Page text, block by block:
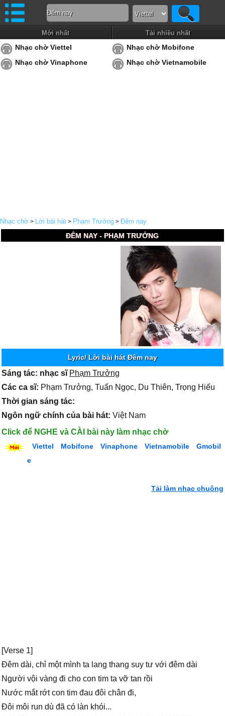
Mới nhất Tải nhiều nhất
Nhạc chờ Viettel
Nhạc chờ Mobifone
Nhạc chờ Vinaphone
Nhạc chờ Vietnamobile
Nhạc chờ > Lời bài hát > Phạm Trưởng > Đêm nay
ĐÊM NAY - PHẠM TRƯỞNG
Lyric/ Lời bài hát Đêm nay
Sáng tác: nhạc sĩ Phạm Trưởng
Các ca sĩ: Phạm Trưởng, Tuấn Ngọc, Du Thiên, Trọng Hiếu
Thời gian sáng tác:
Ngôn ngữ chính của bài hát: Việt Nam
Click để NGHE và CÀI bài này làm nhạc chờ
Viettel Mobifone Vinaphone Vietnamobile
Gmobil
e
Tải làm nhạc chuông
[Verse 1]
Đêm dài, chỉ một mình ta lang thang suy tư với đêm dài
Người vội vàng đi cho con tim ta vỡ tan rồi
Nước mắt rớt con tim đau đôi chân đi,
Đôi môi run dù đã có làn khói...